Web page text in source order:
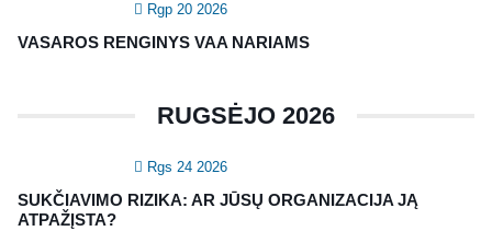
Rgp 20 2026
VASAROS RENGINYS VAA NARIAMS
RUGSĖJO 2026
Rgs 24 2026
SUKČIAVIMO RIZIKA: AR JŪSŲ ORGANIZACIJA JĄ
ATPAŽĮSTA?
CIA Medžiaga
KONTAKTAI
Vidaus auditorių asociacija, 124111729
Nagevičiaus g. 3, Vilnius